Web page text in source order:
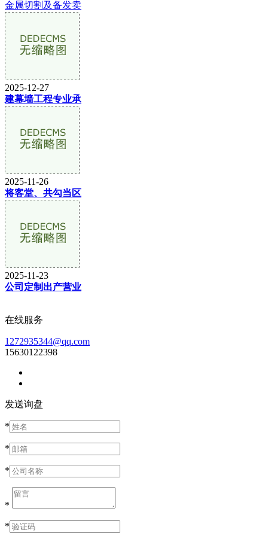
金属切割及备发卖
2025-12-27
建幕墙工程专业承
2025-11-26
将客堂、共勾当区
2025-11-23
公司定制出产营业
在线服务
1272935344@qq.com
15630122398
发送询盘
*
*
*
*
*